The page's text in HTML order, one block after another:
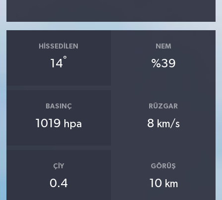
HISSEDILEN
14°
NEM
%39
BASINÇ
1019 hpa
RÜZGAR
8 km/s
ÇIY
0.4
GÖRÜŞ
10 km